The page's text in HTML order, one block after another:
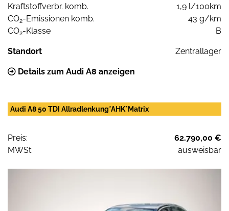
Kraftstoffverbr. komb.
1,9 l/100km
CO2-Emissionen komb.
43 g/km
CO2-Klasse B
Standort Zentrallager
Details zum Audi A8 anzeigen
Audi A8 50 TDI Allradlenkung*AHK*Matrix
Preis:
62.790,00 €
MWSt:
ausweisbar